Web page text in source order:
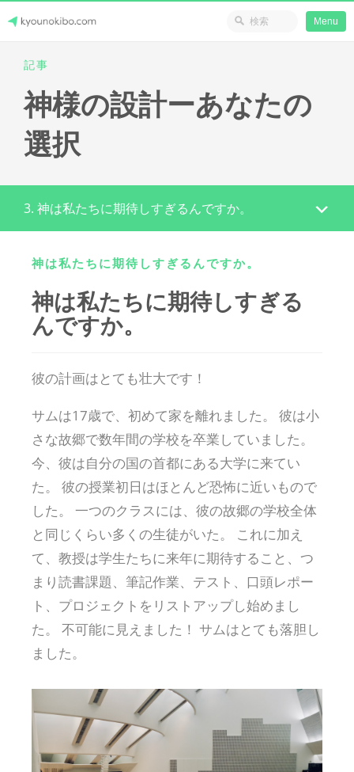
content
Japanese Journey Online
Menu
記事
神様の設計ーあなたの
選択
3. 神は私たちに期待しすぎるんですか。
神は私たちに期待しすぎるんですか。
神は私たちに期待しすぎる
んですか。
彼の計画はとても壮大です！
サムは17歳で、初めて家を離れました。 彼は小
さな故郷で数年間の学校を卒業していました。
今、彼は自分の国の首都にある大学に来てい
た。 彼の授業初日はほとんど恐怖に近いもので
した。 一つのクラスには、彼の故郷の学校全体
と同じくらい多くの生徒がいた。 これに加え
て、教授は学生たちに来年に期待すること、つ
まり読書課題、筆記作業、テスト、口頭レポー
ト、プロジェクトをリストアップし始めまし
た。 不可能に見えました！ サムはとても落胆し
ました。